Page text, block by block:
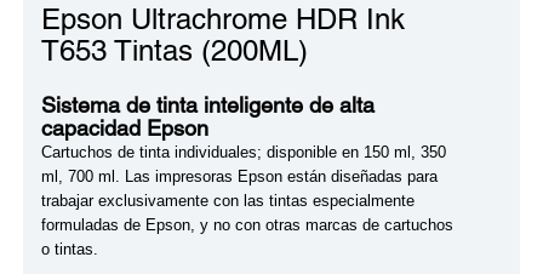
Epson Ultrachrome HDR Ink
T653 Tintas (200ML)
Sistema de tinta inteligente de alta
capacidad Epson
Cartuchos de tinta individuales; disponible en 150 ml, 350
ml, 700 ml. Las impresoras Epson están diseñadas para
trabajar exclusivamente con las tintas especialmente
formuladas de Epson, y no con otras marcas de cartuchos
o tintas.